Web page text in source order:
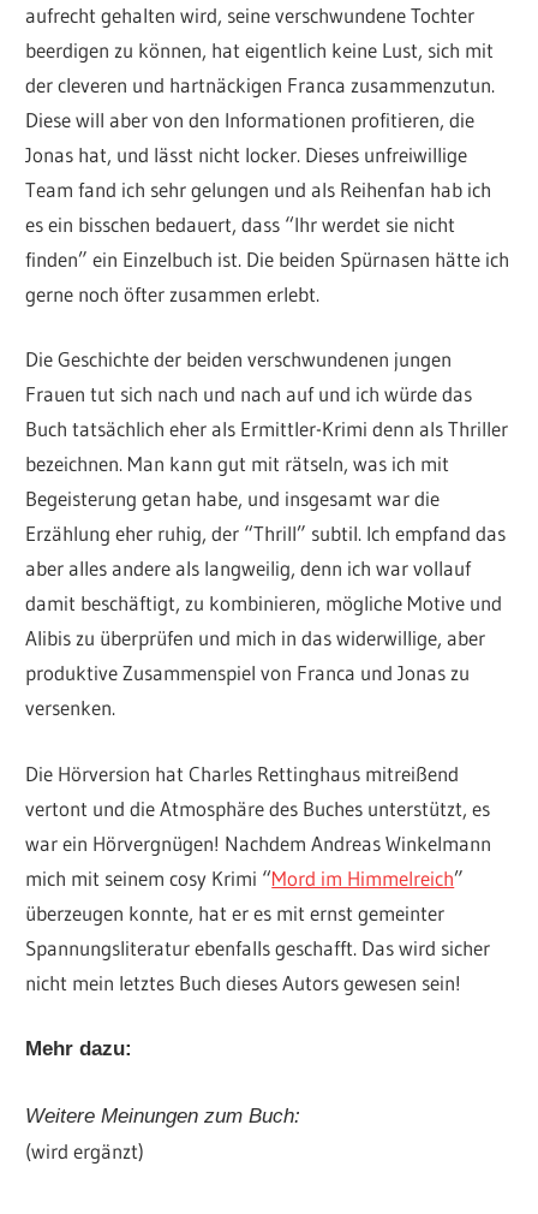
aufrecht gehalten wird, seine verschwundene Tochter
beerdigen zu können, hat eigentlich keine Lust, sich mit
der cleveren und hartnäckigen Franca zusammenzutun.
Diese will aber von den Informationen profitieren, die
Jonas hat, und lässt nicht locker. Dieses unfreiwillige
Team fand ich sehr gelungen und als Reihenfan hab ich
es ein bisschen bedauert, dass “Ihr werdet sie nicht
finden” ein Einzelbuch ist. Die beiden Spürnasen hätte ich
gerne noch öfter zusammen erlebt.
Die Geschichte der beiden verschwundenen jungen
Frauen tut sich nach und nach auf und ich würde das
Buch tatsächlich eher als Ermittler-Krimi denn als Thriller
bezeichnen. Man kann gut mit rätseln, was ich mit
Begeisterung getan habe, und insgesamt war die
Erzählung eher ruhig, der “Thrill” subtil. Ich empfand das
aber alles andere als langweilig, denn ich war vollauf
damit beschäftigt, zu kombinieren, mögliche Motive und
Alibis zu überprüfen und mich in das widerwillige, aber
produktive Zusammenspiel von Franca und Jonas zu
versenken.
Die Hörversion hat Charles Rettinghaus mitreißend
vertont und die Atmosphäre des Buches unterstützt, es
war ein Hörvergnügen! Nachdem Andreas Winkelmann
mich mit seinem cosy Krimi “Mord im Himmelreich”
überzeugen konnte, hat er es mit ernst gemeinter
Spannungsliteratur ebenfalls geschafft. Das wird sicher
nicht mein letztes Buch dieses Autors gewesen sein!
Mehr dazu:
Weitere Meinungen zum Buch:
(wird ergänzt)